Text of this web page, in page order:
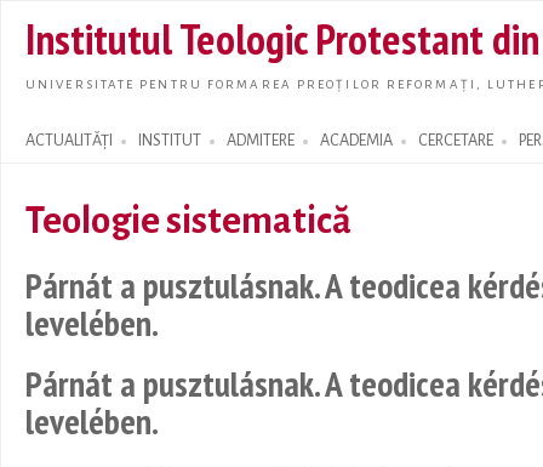
main
Institutul Teologic Protestant
UNIVERSITATE PENTRU FORMAREA PREOȚILOR REFORMAȚI,
ACTUALITĂȚI INSTITUT ADMITERE ACADEMIA CERCETARE
Search form
Teologie sistematică
Párnát a pusztulásnak. A teodicea
levelében.
Párnát a pusztulásnak. A teodicea
levelében.